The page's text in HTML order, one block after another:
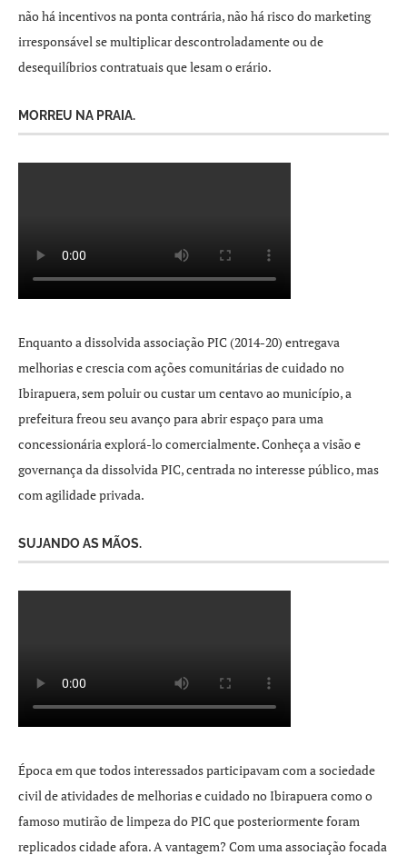
não há incentivos na ponta contrária, não há risco do marketing
irresponsável se multiplicar descontroladamente ou de
desequilíbrios contratuais que lesam o erário.
MORREU NA PRAIA.
Enquanto a dissolvida associação PIC (2014-20) entregava
melhorias e crescia com ações comunitárias de cuidado no
Ibirapuera, sem poluir ou custar um centavo ao município, a
prefeitura freou seu avanço para abrir espaço para uma
concessionária explorá-lo comercialmente. Conheça a visão e
governança da dissolvida PIC, centrada no interesse público, mas
com agilidade privada.
SUJANDO AS MÃOS.
Época em que todos interessados participavam com a sociedade
civil de atividades de melhorias e cuidado no Ibirapuera como o
famoso mutirão de limpeza do PIC que posteriormente foram
replicados cidade afora. A vantagem? Com uma associação focada